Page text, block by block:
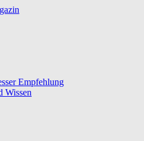
Empfehlung
Wissen